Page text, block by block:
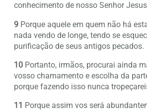
conhecimento de nosso Senhor
9 Porque aquele em quem não há
nada vendo de longe, tendo se
purificação de seus antigos pecados.
10 Portanto, irmãos, procurai ainda
vosso chamamento e escolha da
porque fazendo isso nunca
11 Porque assim vos será